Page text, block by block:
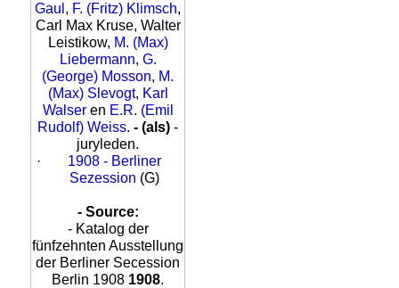
Gaul , F. (Fritz) Klimsch,
Carl Max Kruse, Walter
Leistikow, M. (Max)
Liebermann, G.
(George) Mosson, M.
(Max) Slevogt, Karl
Walseren E.R. (Emil
Rudolf) Weiss. - (als) -
juryleden.
·
1908 - Berliner
Sezession (G)
- Source:
- Katalog der
fünfzehnten Ausstellung
der Berliner Secession
Berlin 1908 1908.